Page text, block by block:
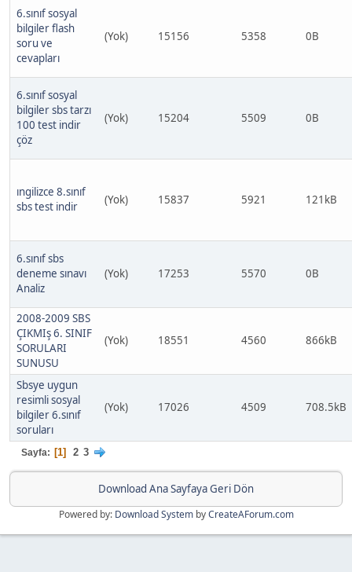
6.sınıf sosyal
bilgiler flash
soru ve
cevapları
(Yok) 15156 5358 0B
6.sınıf sosyal
bilgiler sbs tarzı
100 test indir
çöz
(Yok) 15204 5509 0B
ıngilizce 8.sınıf
sbs test indir
(Yok) 15837 5921 121kB
6.sınıf sbs
deneme sınavı
Analiz
(Yok) 17253 5570 0B
2008-2009 SBS
ÇIKMIş 6. SINIF
SORULARI
SUNUSU
(Yok) 18551 4560 866kB
Sbsye uygun
resimli sosyal
bilgiler 6.sınıf
soruları
(Yok) 17026 4509 708.5kB
Sayfa 1 2 3
Download Ana Sayfaya Geri Dön
Powered by: Download SystembyCreateAForum.com